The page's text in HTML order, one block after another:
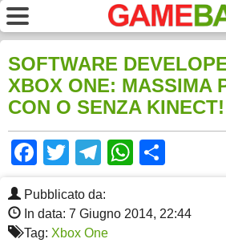
SOFTWARE
XBOX ONE: MASSIMA
CON O SENZA KINECT!
Facebook
TwitterTelegram
Pubblicato da:
In data: 7 Giugno 2014, 22:44
Tag: Xbox One